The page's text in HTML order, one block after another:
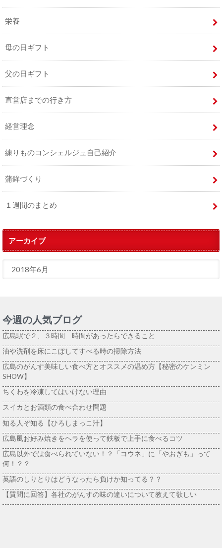
栄養
母の日ギフト
父の日ギフト
直営店までの行き方
経営理念
練りものコンシェルジュ自己紹介
蒲鉾づくり
１週間のまとめ
アーカイブ
今週の人気ブログ
広島駅で２、３時間 時間があったらできること
油や洗剤を床にこぼしてすべる時の掃除方法
広島のがんす美味しい食べ方とオススメの温め方【秘密のケンミン
SHOW】
ちくわを冷凍してはいけない理由
スイカとお酒類の食べ合わせ問題
知る人ぞ知る【ひろしまっこ汁】
広島風お好み焼きをヘラを使って鉄板で上手に食べるコツ
広島以外では食べられていない！？「コウネ」に「やおぎも」って
何！？？
英語のしりとりはどうなったら負けか知ってる？？
【質問に回答】各社のがんすの味の違いについて教えて欲しい